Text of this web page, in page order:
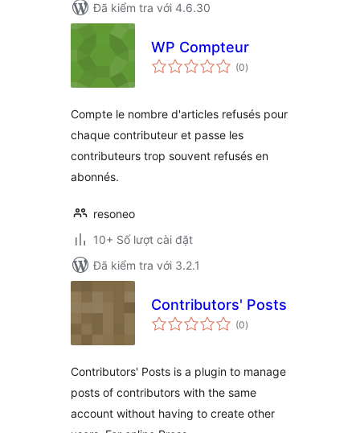
Đã kiểm tra với 4.6.30
WP Compteur
(0tổng
đánh
)
Compte le nombre d'articles refusés pour
chaque contributeur et passe les
contributeurs trop souvent refusés en
abonnés.
resoneo
10+ Số lượt cài đặt
Đã kiểm tra với 3.2.1
Contributors' Posts
(0tổng
đánh
)
Contributors' Posts is a plugin to manage
posts of contributors with the same
account without having to create other